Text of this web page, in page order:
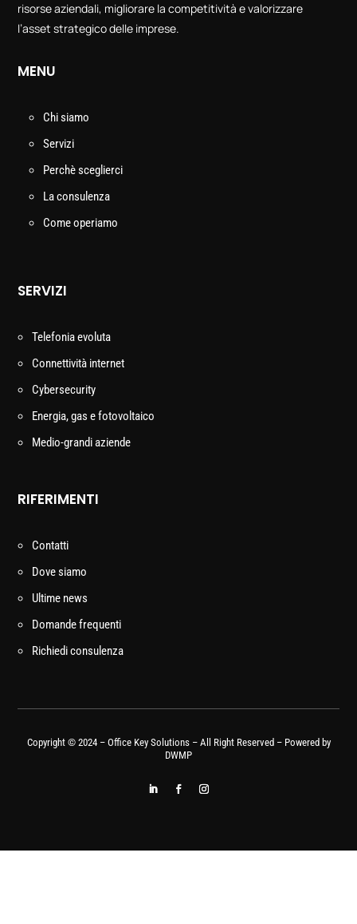
risorse aziendali, migliorare la competitività e valorizzare
l’asset strategico delle imprese.
MENU
Chi siamo
Servizi
Perchè sceglierci
La consulenza
Come operiamo
SERVIZI
Telefonia evoluta
Connettività internet
Cybersecurity
Energia, gas e fotovoltaico
Medio-grandi aziende
RIFERIMENTI
Contatti
Dove siamo
Ultime news
Domande frequenti
Richiedi consulenza
Copyright © 2024 – Office Key Solutions – All Right Reserved – Powered by
DWMP